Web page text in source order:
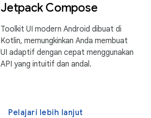
Jetpack Compose
Toolkit UI modern Android dibuat di
Kotlin, memungkinkan Anda membuat
UI adaptif dengan cepat menggunakan
API yang intuitif dan andal.
Pelajari lebih lanjut